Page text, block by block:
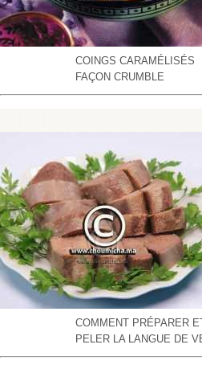
COINGS CARAMÉLISÉS
FAÇON CRUMBLE
COMMENT PRÉPARER
PELER LA LANGUE DE